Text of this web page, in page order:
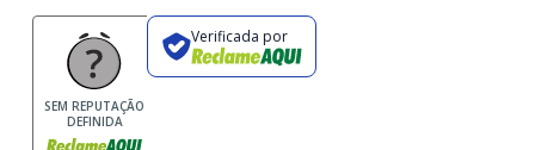
SEM REPUTAÇÃO
DEFINIDA
Verificada por